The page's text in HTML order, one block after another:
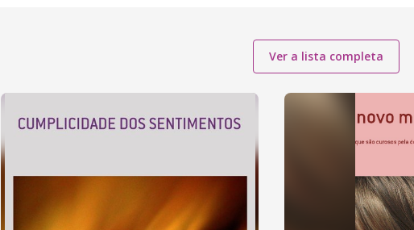
Ver a lista completa